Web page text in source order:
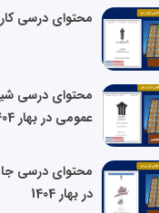
محتوای درسی
محتوای درسی
عمومی در بهار 1404
محتوای درسی
در بهار 1404